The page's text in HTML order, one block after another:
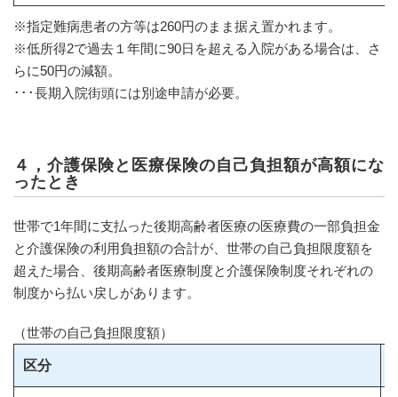
※指定難病患者の方等は260円のまま据え置かれます。
※低所得2で過去１年間に90日を超える入院がある場合は、さ
らに50円の減額。
･･･長期入院街頭には別途申請が必要。
４，介護保険と医療保険の自己負担額が高額にな
ったとき
世帯で1年間に支払った後期高齢者医療の医療費の一部負担金
と介護保険の利用負担額の合計が、世帯の自己負担限度額を
超えた場合、後期高齢者医療制度と介護保険制度それぞれの
制度から払い戻しがあります。
（世帯の自己負担限度額）
区分